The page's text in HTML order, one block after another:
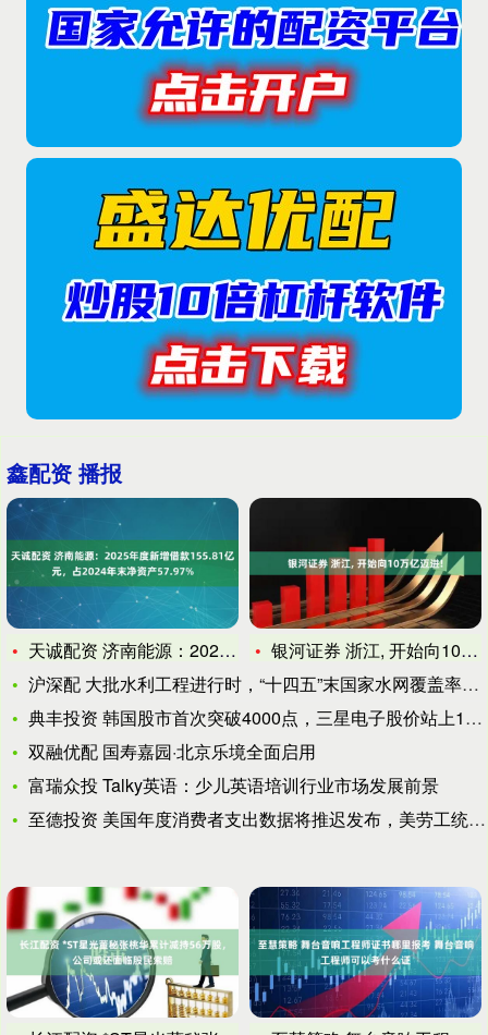
鑫配资 播报
天诚配资 济南能源：2025年度新增借款155.81亿元，占
银河证券 浙江, 开始向10万亿迈进!
沪深配 大批水利工程进行时，“十四五”末国家水网覆盖率预计达
典丰投资 韩国股市首次突破4000点，三星电子股价站上10万
双融优配 国寿嘉园·北京乐境全面启用
富瑞众投 Talky英语：少儿英语培训行业市场发展前景
至德投资 美国年度消费者支出数据将推迟发布，美劳工统计局“罕